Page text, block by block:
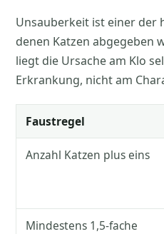
Unsauberkeit ist einer der
denen Katzen abgegeben
liegt die Ursache am Klo
Erkrankung, nicht am
Faustregel
Anzahl Katzen plus eins
Mindestens 1,5-fache